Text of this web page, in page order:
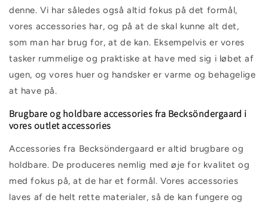
denne. Vi har således også altid fokus på det formål,
vores accessories har, og på at de skal kunne alt det,
som man har brug for, at de kan. Eksempelvis er vores
tasker rummelige og praktiske at have med sig i løbet af
ugen, og vores huer og handsker er varme og behagelige
at have på.
Brugbare og holdbare accessories fra Becksöndergaard i
vores outlet accessories
Accessories fra Becksöndergaard er altid brugbare og
holdbare. De produceres nemlig med øje for kvalitet og
med fokus på, at de har et formål. Vores accessories
laves af de helt rette materialer, så de kan fungere og